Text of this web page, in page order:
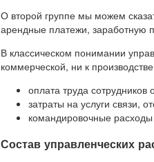
О второй группе мы можем
арендные платежи, заработную
В классическом понимании
коммерческой, ни к
оплата труда
затраты на услуги связи,
командировочные
Состав управленческих